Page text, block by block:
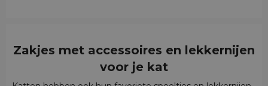
Zakjes met accessoires en lekkernijen
voor je kat